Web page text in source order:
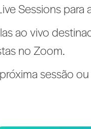
Sessions
ao vivo
no Zoom.
sessão